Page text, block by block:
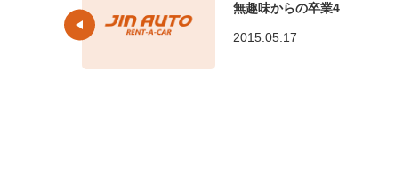
無趣味からの卒業4
2015.05.17